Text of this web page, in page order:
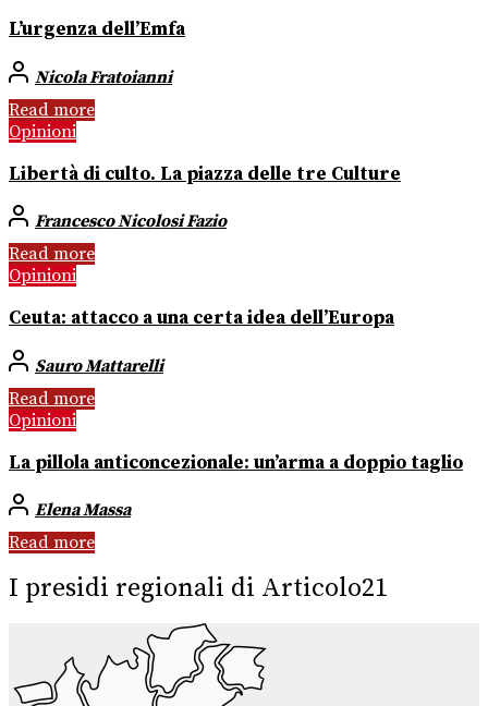
L’urgenza dell’Emfa
Nicola Fratoianni
Read more
Opinioni
Libertà di culto. La piazza delle tre Culture
Francesco Nicolosi Fazio
Read more
Opinioni
Ceuta: attacco a una certa idea dell’Europa
Sauro Mattarelli
Read more
Opinioni
La pillola anticoncezionale: un’arma a doppio taglio
Elena Massa
Read more
I presidi regionali di Articolo21